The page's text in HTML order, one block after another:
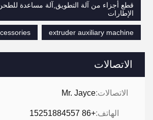
الاتصالات
الاتصالات:Mr. Jayce
الهاتف:+86 15251884557
قطع أجزاء من آلة التطويق,آلة مساعدة
الإطارات
extruder auxiliary machine